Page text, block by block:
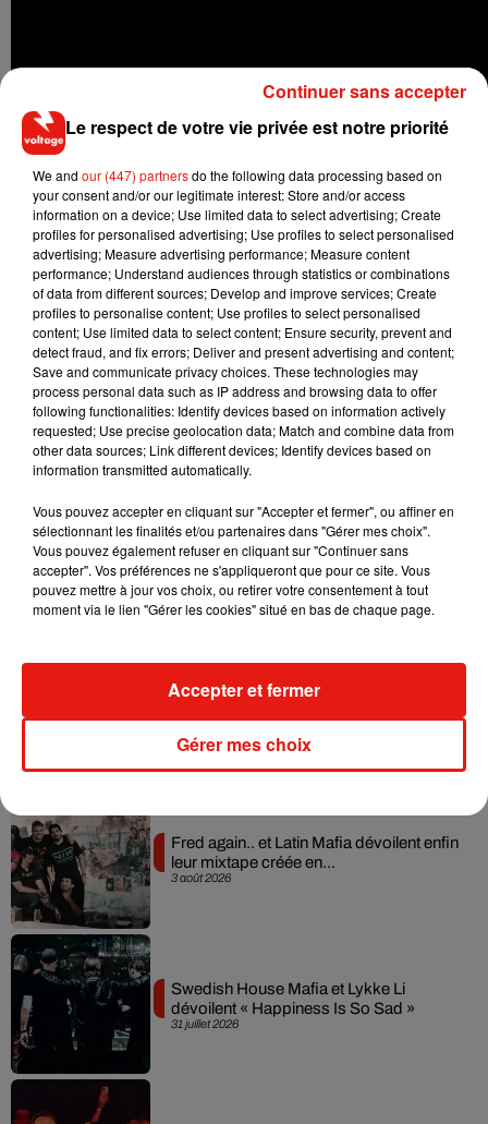
Désormais, en plus de la crème solaire, de l’eau, du chapeau
et des lunettes de soleil, il faudra penser à mettre une
bouteille de talc dans votre joli sac de plage !
Musique
7 août 2026
RÜFÜS DU SOL annonce un nouvel
album après sa tournée mondiale
7 août 2026
Angèle et Amélie Lens dévoilent leur
collaboration tant attendue
Il y a 10 ans, DJ Snake changeait de
dimension avec son premier...
3 août 2026
Fred again.. et Latin Mafia dévoilent enfin
leur mixtape créée en...
31 juillet 2026
Swedish House Mafia et Lykke Li
dévoilent « Happiness Is So Sad »
Le respect de votre vie privée est notre priorité
We and our (447) partnersdo the following data processing based on
your consent and/or our legitimate interest: Store and/or access
information on a device; Use limited data to select advertising; Create
profiles for personalised advertising; Use profiles to select personalised
advertising; Measure advertising performance; Measure content
performance; Understand audiences through statistics or combinations
of data from different sources; Develop and improve services; Create
profiles to personalise content; Use profiles to select personalised
content; Use limited data to select content; Ensure security, prevent and
detect fraud, and fix errors; Deliver and present advertising and content;
Save and communicate privacy choices. These technologies may
process personal data such as IP address and browsing data to offer
following functionalities: Identify devices based on information actively
requested; Use precise geolocation data; Match and combine data from
other data sources; Link different devices; Identify devices based on
information transmitted automatically.
Vous pouvez accepter en cliquant sur "Accepter et fermer", ou affiner en
sélectionnant les finalités et/ou partenaires dans "Gérer mes choix".
Vous pouvez également refuser en cliquant sur "Continuer sans
accepter". Vos préférences ne s'appliqueront que pour ce site. Vous
pouvez mettre à jour vos choix, ou retirer votre consentement à tout
moment via le lien "Gérer les cookies" situé en bas de chaque page.
Gérer mes choix
Accepter et fermer
Continuer sans accepter